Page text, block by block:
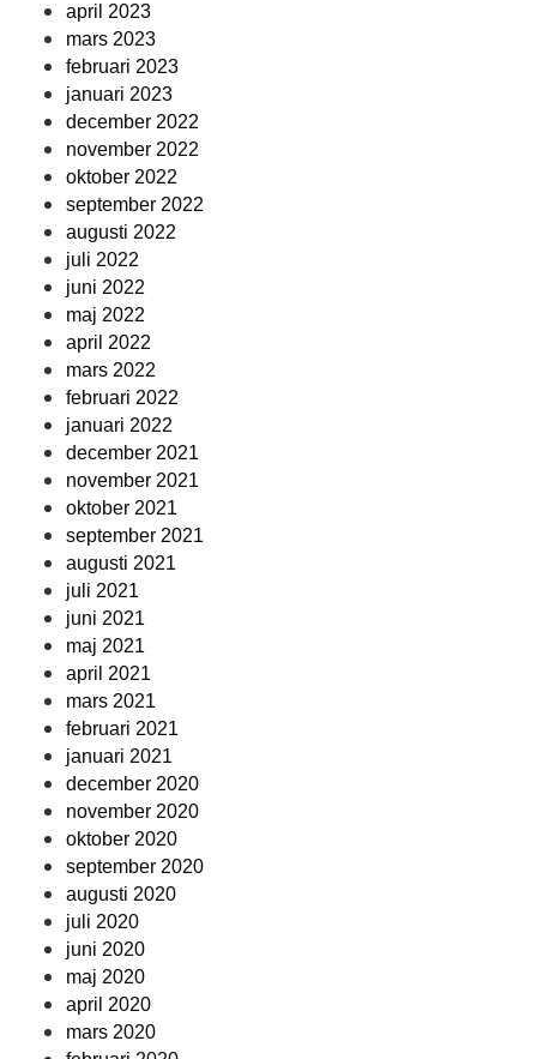
april 2023
mars 2023
februari 2023
januari 2023
december 2022
november 2022
oktober 2022
september 2022
augusti 2022
juli 2022
juni 2022
maj 2022
april 2022
mars 2022
februari 2022
januari 2022
december 2021
november 2021
oktober 2021
september 2021
augusti 2021
juli 2021
juni 2021
maj 2021
april 2021
mars 2021
februari 2021
januari 2021
december 2020
november 2020
oktober 2020
september 2020
augusti 2020
juli 2020
juni 2020
maj 2020
april 2020
mars 2020